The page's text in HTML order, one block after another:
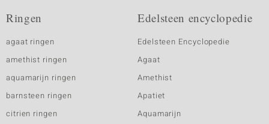
Ringen
agaat ringen
amethist ringen
aquamarijn ringen
barnsteen ringen
citrien ringen
Edelsteen encyclopedie
Edelsteen Encyclopedie
Agaat
Amethist
Apatiet
Aquamarijn